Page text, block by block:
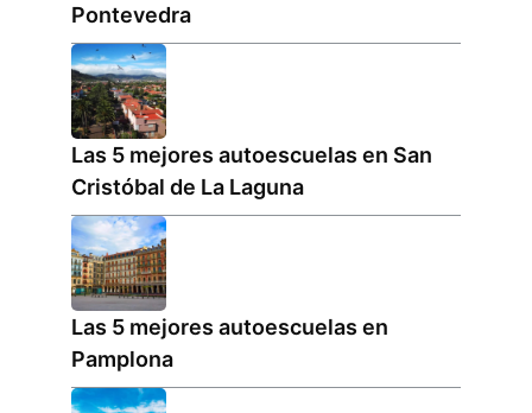
Pontevedra
Las 5 mejores autoescuelas en San
Cristóbal de La Laguna
Las 5 mejores autoescuelas en
Pamplona